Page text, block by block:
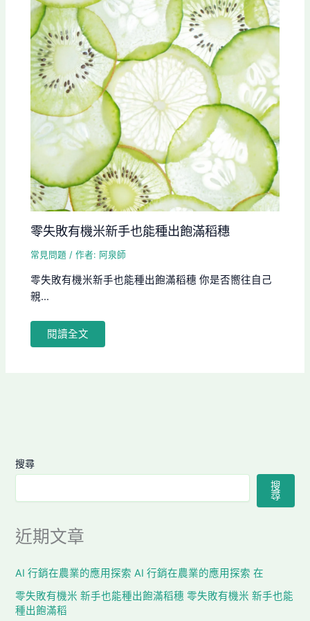
零失敗有機米新手也能種出飽滿稻穗
常見問題 / 作者: 阿泉師
零失敗有機米新手也能種出飽滿稻穗 你是否嚮往自己
親...
閱讀全文
搜尋
搜
尋
近期文章
AI 行銷在農業的應用探索 AI 行銷在農業的應用探索 在
零失敗有機米 新手也能種出飽滿稻穗 零失敗有機米 新手也能
種出飽滿稻